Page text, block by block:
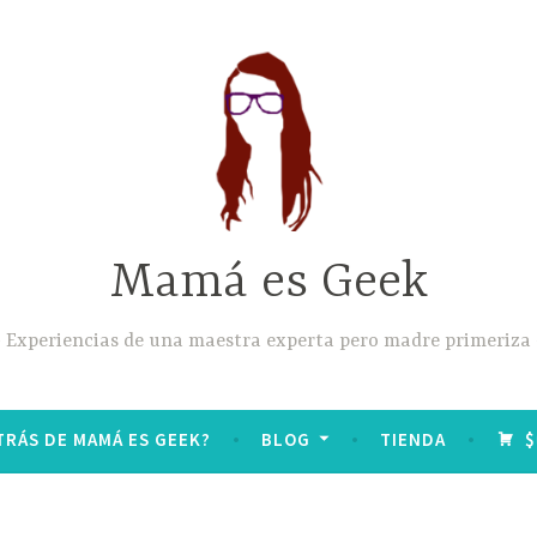
Mamá es Geek
Experiencias de una maestra experta pero madre primeriza
DE MAMÁ ES GEEK? BLOG TIENDA